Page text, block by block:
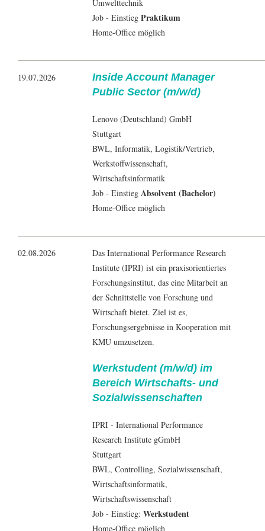
Umwelttechnik
Job - Einstieg Praktikum
Home-Office möglich
19.07.2026
Inside Account Manager
Public Sector (m/w/d)
Lenovo (Deutschland) GmbH
Stuttgart
BWL, Informatik, Logistik/Vertrieb,
Werkstoffwissenschaft,
Wirtschaftsinformatik
Job - Einstieg Absolvent (Bachelor)
Home-Office möglich
02.08.2026
Das International Performance Research
Institute (IPRI) ist ein praxisorientiertes
Forschungsinstitut, das eine Mitarbeit an
der Schnittstelle von Forschung und
Wirtschaft bietet. Ziel ist es,
Forschungsergebnisse in Kooperation mit
KMU umzusetzen.
Werkstudent (m/w/d) im
Bereich Wirtschafts- und
Sozialwissenschaften
IPRI - International Performance
Research Institute gGmbH
Stuttgart
BWL, Controlling, Sozialwissenschaft,
Wirtschaftsinformatik,
Wirtschaftswissenschaft
Job - Einstieg: Werkstudent
Home-Office möglich